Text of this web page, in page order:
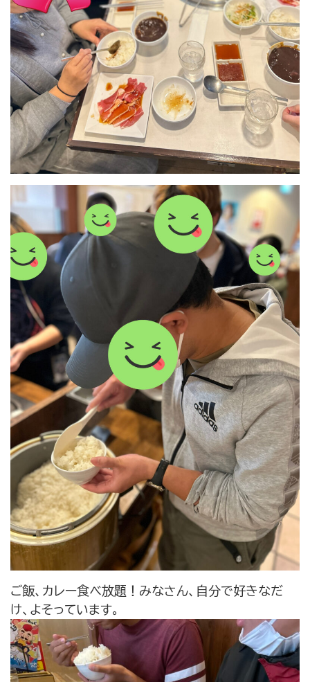
ご飯、カレー食べ放題！みなさん、自分で好きなだ
け、よそっています。